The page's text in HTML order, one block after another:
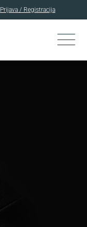
Prijava / Registracija